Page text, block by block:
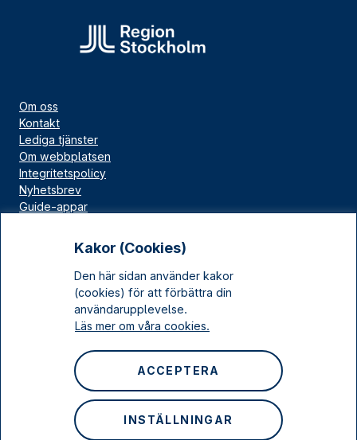
Kakor (Cookies)
Den här sidan använder kakor
(cookies) för att förbättra din
användarupplevelse.
Läs mer om våra cookies.
INSTÄLLNINGAR
ACCEPTERA
Om oss
Kontakt
Lediga tjänster
Om webbplatsen
Integritetspolicy
Nyhetsbrev
Guide-appar
Kulturarv Stockholm
Sociala medier
Instagram
LinkedIn
YouTube